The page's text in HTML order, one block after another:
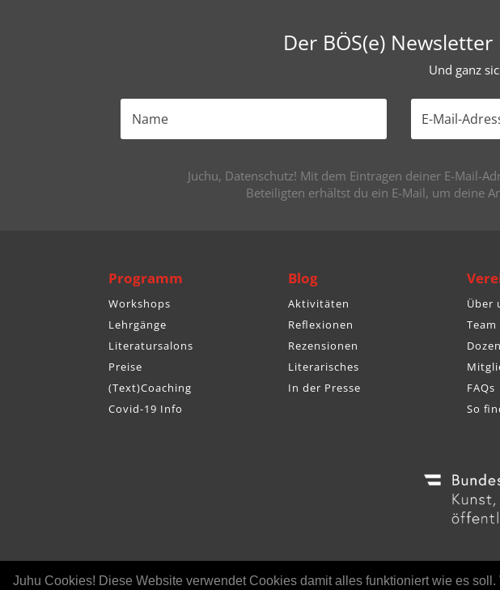
Juhu Cookies! Diese Website verwendet Cookies damit alles funktioniert wie es
Der BÖS(e)
Und ganz
Juchu, Datenschutz! Mit dem Eintragen deiner E-Mail-
Beteiligten erhältst du ein E-Mail, um deine
Programm
Workshops
Lehrgänge
Literatursalons
Preise
(Text)Coaching
Covid-19 Info
Blog
Aktivitäten
Reflexionen
Rezensionen
Literarisches
In der Presse
Über
Team
FAQs
So